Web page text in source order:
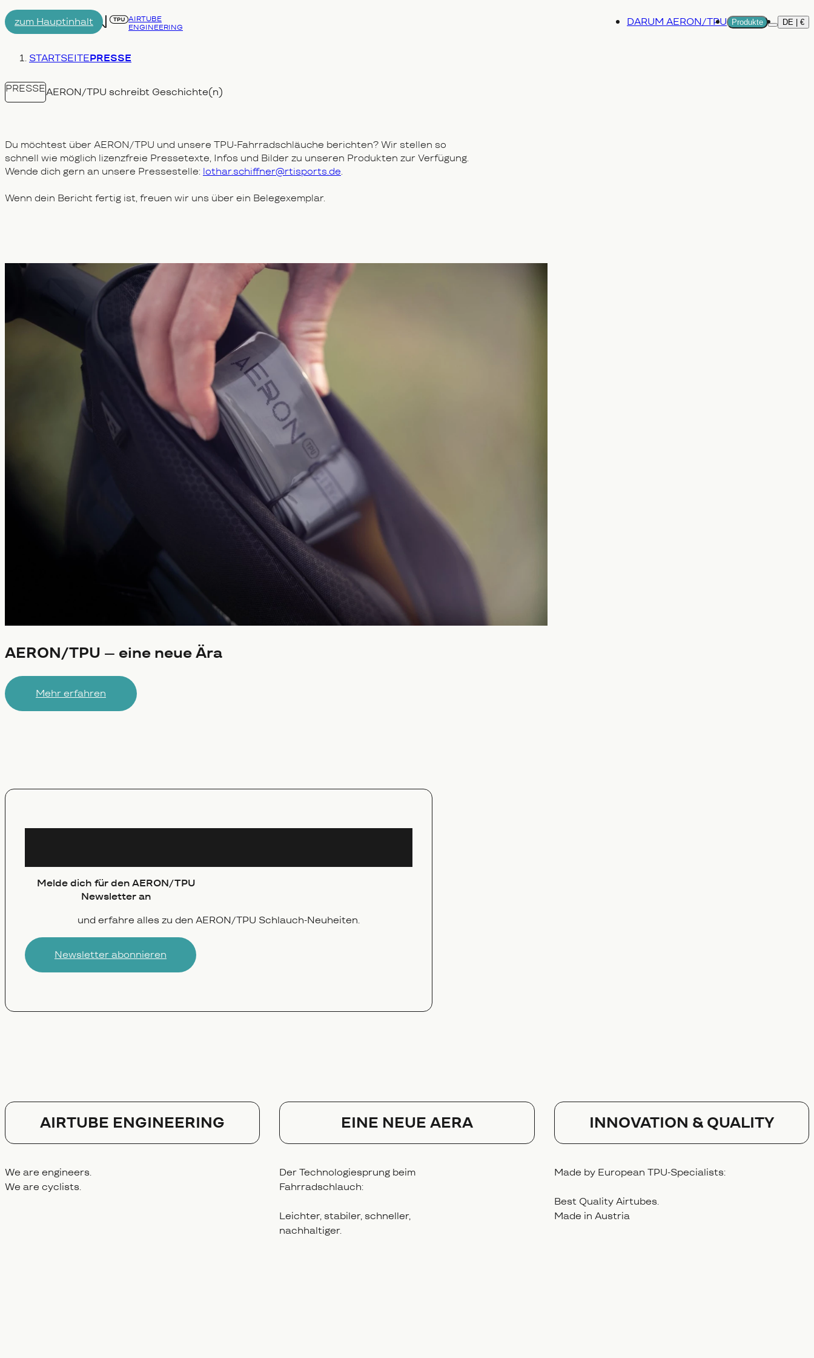
zum Hauptinhalt
AIRTUBE
ENGINEERING
DARUM AERON/TPU
Produkte
Mehr
DE | €
Du bist hier:
STARTSEITEPRESSE
PRESSEAERON/TPU schreibt Geschichte(n)
Du möchtest über AERON/TPU und unsere TPU-Fahrradschläuche berichten? Wir stellen so
schnell wie möglich lizenzfreie Pressetexte, Infos und Bilder zu unseren Produkten zur Verfügung.
Wende dich gern an unsere Pressestelle: lothar.schiffner@rtisports.de.
Wenn dein Bericht fertig ist, freuen wir uns über ein Belegexemplar.
AERON/TPU – eine neue Ära
Mehr erfahren
Melde dich für den AERON/TPU
Newsletter an
und erfahre alles zu den AERON‍/‍TPU Schlauch-Neuheiten.
Newsletter abonnieren
AIRTUBE ENGINEERING
We are engineers.
We are cyclists.
EINE NEUE AERA
Der Technologiesprung beim
Fahrradschlauch:
Leichter, stabiler, schneller,
nachhaltiger.
Innovation & Quality
Made by European TPU-Specialists:
Best Quality Airtubes.
Made in Austria